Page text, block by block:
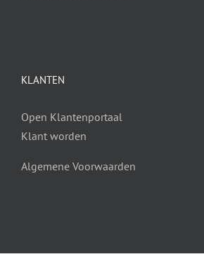
KLANTEN
Open Klantenportaal
Klant worden
Algemene Voorwaarden